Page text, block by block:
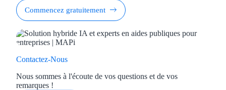
Commencez gratuitement
Contactez-Nous
Nous sommes à l'écoute de vos questions et de vos
remarques !